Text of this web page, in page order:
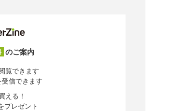
のご案内
覧できます
受信できます
える！
プレゼント